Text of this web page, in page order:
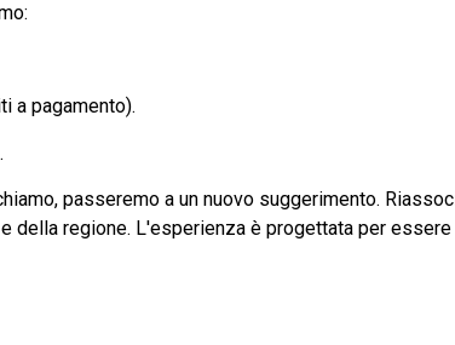
a pagamento).
passeremo a un nuovo suggerimento.
regione. L'esperienza è progettata per